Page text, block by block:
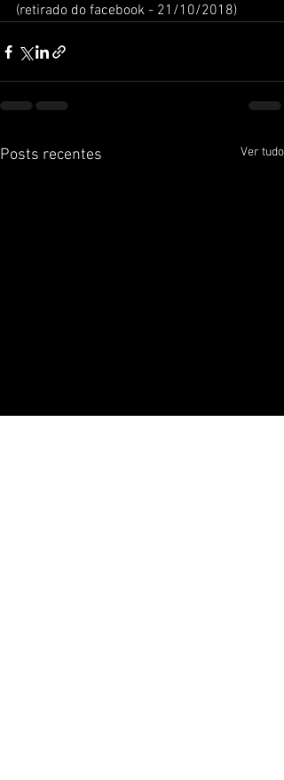
(retirado do facebook - 21/10/2018)
Posts recentes Ver tudo